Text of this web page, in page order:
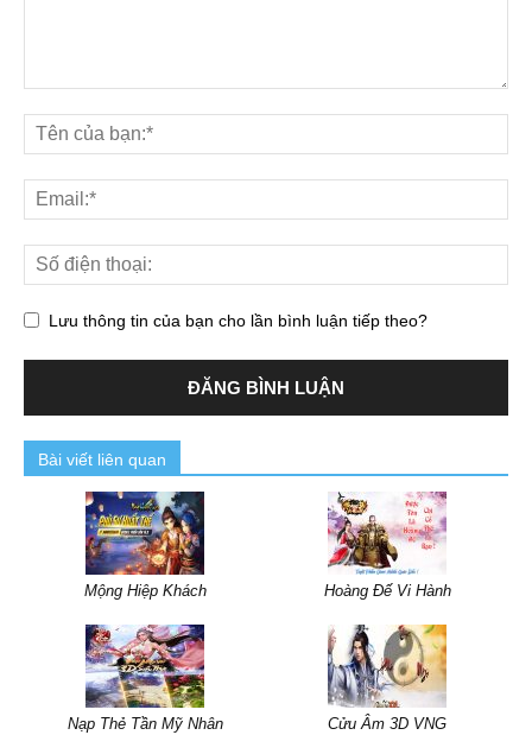
Lưu thông tin của bạn cho lần bình luận tiếp theo?
Bài viết liên quan
Mộng Hiệp Khách Hoàng Đế Vi Hành
Nạp Thẻ Tần Mỹ Nhân Cửu Âm 3D VNG